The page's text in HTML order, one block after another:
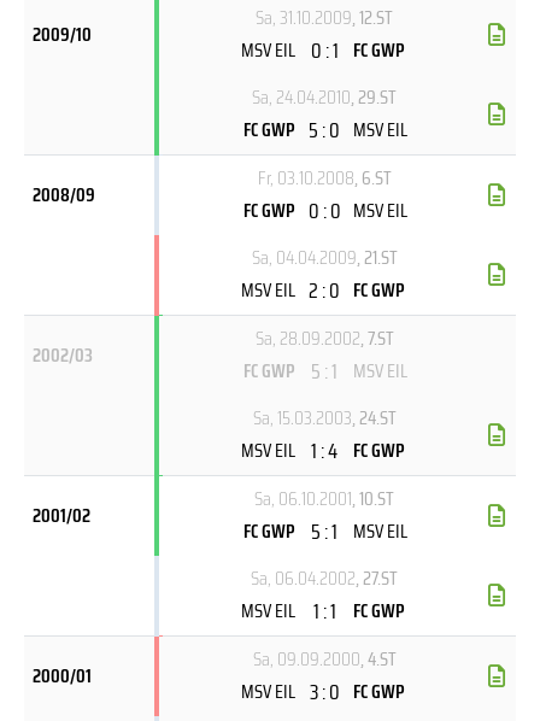
2009/10
Sa, 31.10.2009, 12.ST
MSV EIL 0 : 1 FC GWP
Sa, 24.04.2010, 29.ST
FC GWP 5 : 0 MSV EIL
2008/09
Fr, 03.10.2008, 6.ST
FC GWP 0 : 0 MSV EIL
Sa, 04.04.2009, 21.ST
MSV EIL 2 : 0 FC GWP
2002/03
Sa, 28.09.2002, 7.ST
FC GWP 5 : 1 MSV EIL
Sa, 15.03.2003, 24.ST
MSV EIL 1 : 4 FC GWP
2001/02
Sa, 06.10.2001, 10.ST
FC GWP 5 : 1 MSV EIL
Sa, 06.04.2002, 27.ST
MSV EIL 1 : 1 FC GWP
2000/01
Sa, 09.09.2000, 4.ST
MSV EIL 3 : 0 FC GWP